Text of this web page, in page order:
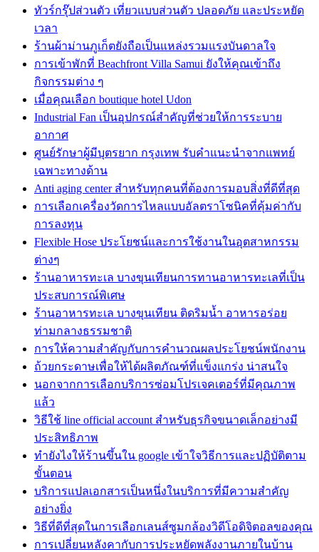
ทัวร์กรุ๊ปส่วนตัว เที่ยวแบบส่วนตัว ปลอดภัย และประหยัด
เวลา
ร้านผ้าม่านภูเก็ตยังถือเป็นแหล่งรวมแรงบันดาลใจ
การเข้าพักที่ Beachfront Villa Samui ยังให้คุณเข้าถึง
กิจกรรมต่าง ๆ
เมื่อคุณเลือก boutique hotel Udon
Industrial Fan เป็นอุปกรณ์สำคัญที่ช่วยให้การระบาย
อากาศ
ศูนย์รักษาผู้มีบุตรยาก กรุงเทพ รับคำแนะนำจากแพทย์
เฉพาะทางด้าน
Anti aging center สำหรับทุกคนที่ต้องการมอบสิ่งที่ดีที่สุด
การเลือกเครื่องวัดการไหลแบบอัลตราโซนิคที่คุ้มค่ากับ
การลงทุน
Flexible Hose ประโยชน์และการใช้งานในอุตสาหกรรม
ต่างๆ
ร้านอาหารทะเล บางขุนเทียนการทานอาหารทะเลที่เป็น
ประสบการณ์พิเศษ
ร้านอาหารทะเล บางขุนเทียน ติดริมน้ำ อาหารอร่อย
ท่ามกลางธรรมชาติ
การให้ความสำคัญกับการคำนวณผลประโยชน์พนักงาน
ถ้วยกระดาษเพื่อให้ได้ผลิตภัณฑ์ที่แข็งแกร่ง น่าสนใจ
นอกจากการเลือกบริการซ่อมโปรเจคเตอร์ที่มีคุณภาพ
แล้ว
วิธีใช้ line official account สำหรับธุรกิจขนาดเล็กอย่างมี
ประสิทธิภาพ
ทํายังไงให้ร้านขึ้นใน google เข้าใจวิธีการและปฏิบัติตาม
ขั้นตอน
บริการแปลเอกสารเป็นหนึ่งในบริการที่มีความสำคัญ
อย่างยิ่ง
วิธีที่ดีที่สุดในการเลือกเลนส์ซูมกล้องวิดีโอดิจิตอลของคุณ
การเปลี่ยนหลังคากับการประหยัดพลังงานภายในบ้าน